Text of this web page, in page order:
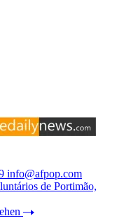
info@afpop.com
de Portimão,